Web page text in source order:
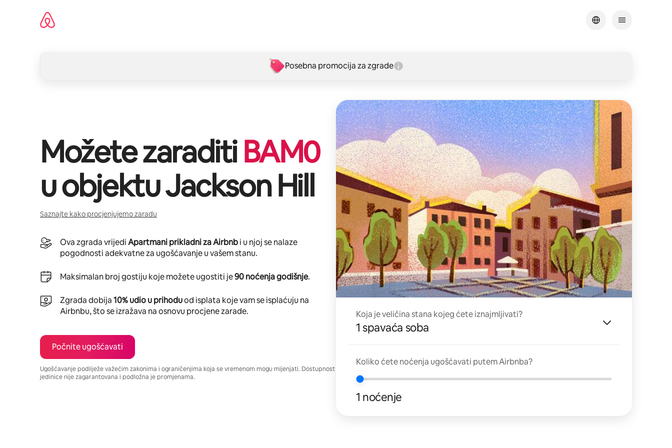
Posebna promocija za zgrade
Možete zaraditiBAM0
u objektuJackson Hill
Saznajte kako procjenjujemo zaradu
Ova zgrada vrijediApartmani prikladni za Airbnbi u njoj se nalaze
pogodnosti adekvatne za ugošćavanje u vašem stanu.
Maksimalan broj gostiju koje možete ugostiti je90 noćenja godišnje.
Zgrada dobija10% udio u prihoduod isplata koje vam se isplaćuju na
Airbnbu, što se izražava na osnovu procjene zarade.
Počnite ugošćavati
Ugošćavanje podliježe važećim zakonima i ograničenjima koja se vremenom mogu mijenjati. Dostupnost
jedinice nije zagarantovana i podložna je promjenama.
Koja je veličina stana kojeg ćete iznajmljivati?
1 spavaća soba
Koliko ćete noćenja ugošćavati putem Airbnba?
1 noćenje